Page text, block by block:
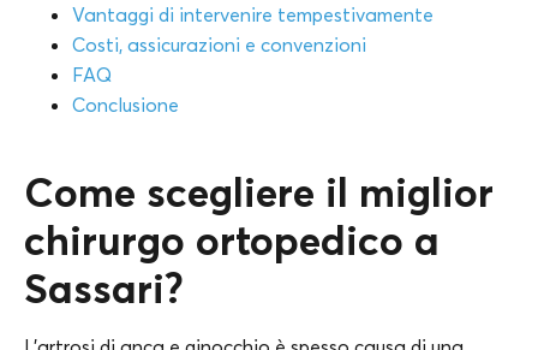
Vantaggi di intervenire tempestivamente
Costi, assicurazioni e convenzioni
FAQ
Conclusione
Come scegliere il miglior
chirurgo ortopedico a
Sassari?